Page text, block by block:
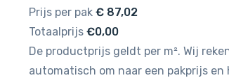
Prijs per pak €87,02
Totaalprijs €0,00
De productprijs geldt per m². Wij
automatisch om naar een pakprijs